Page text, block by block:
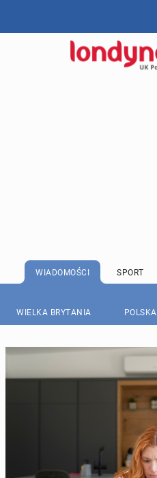
WIADOMOŚCI SPORT
WIELKA BRYTANIA POLSKA